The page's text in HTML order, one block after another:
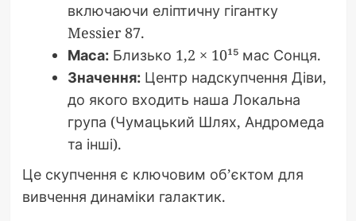
включаючи еліптичну гігантку
Messier 87.
Маса:Близько 1,2 × 10¹⁵ мас Сонця.
Значення:Центр надскупчення Діви,
до якого входить наша Локальна
група (Чумацький Шлях, Андромеда
та інші).
Це скупчення є ключовим об’єктом для
вивчення динаміки галактик.